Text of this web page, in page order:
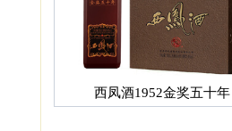
西凤酒1952金奖五十年